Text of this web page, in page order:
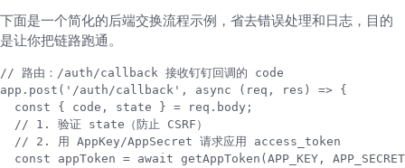
下面是一个简化的后端交换流程示例，省去错误处理和日志，目的
是让你把链路跑通。
// 路由：/auth/callback 接收钉钉回调的 code
app.post('/auth/callback', async (req, res) => {
  const { code, state } = req.body;
  // 1. 验证 state（防止 CSRF）
  // 2. 用 AppKey/AppSecret 请求应用 access_token
const appToken = await getAppToken(APP_KEY,